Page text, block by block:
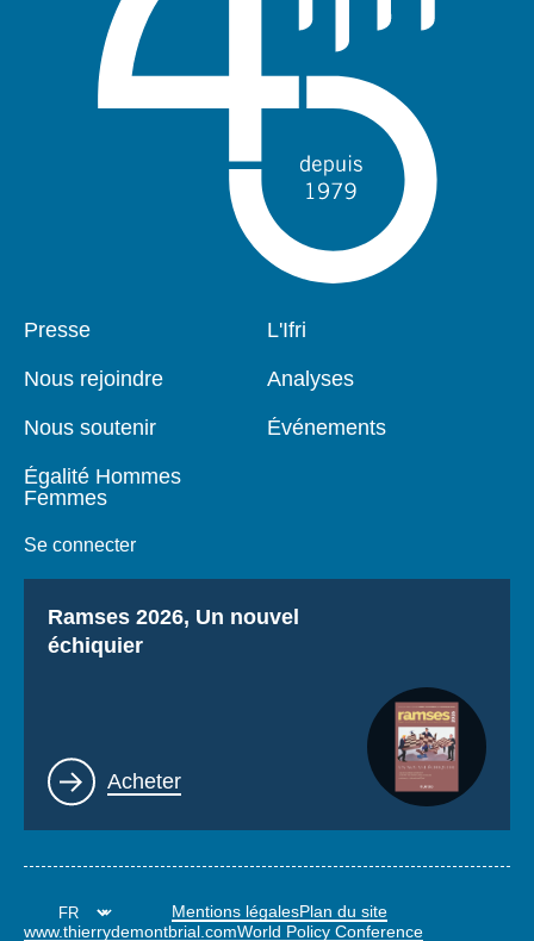
Pied
Presse
Nous rejoindre
Nous soutenir
Égalité Hommes
Femmes
Se connecter
Navigation
L'Ifri
Analyses
Événements
Titre
Ramses 2026, Un nouvel
échiquier
Lien
Acheter
Mentions légalesPlan du site
www.thierrydemontbrial.comWorld Policy Conference